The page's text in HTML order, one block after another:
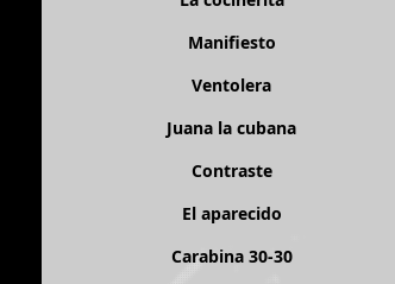
Manifiesto
Ventolera
Juana la cubana
Contraste
El aparecido
Carabina 30-30